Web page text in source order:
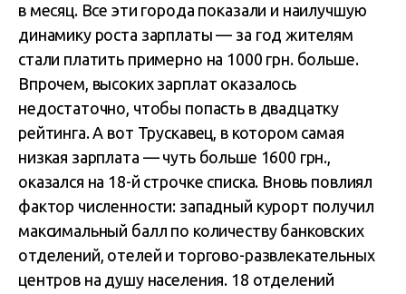
в месяц. Все эти города показали и наилучшую
динамику роста зарплаты — за год жителям
стали платить примерно на 1000 грн. больше.
Впрочем, высоких зарплат оказалось
недостаточно, чтобы попасть в двадцатку
рейтинга. А вот Трускавец, в котором самая
низкая зарплата — чуть больше 1600 грн.,
оказался на 18-й строчке списка. Вновь повлиял
фактор численности: западный курорт получил
максимальный балл по количеству банковских
отделений, отелей и торгово-развлекательных
центров на душу населения. 18 отделений